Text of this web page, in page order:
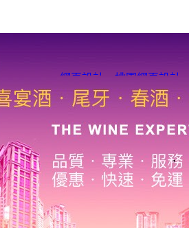
網頁設計 桃園網頁設計